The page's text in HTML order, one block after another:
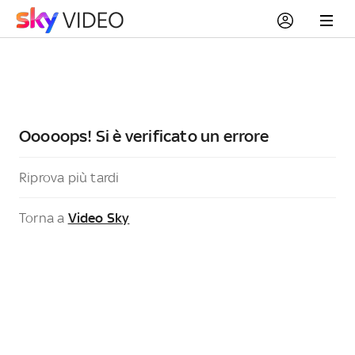
Ooooops! Si è verificato un errore
Riprova più tardi
Torna a Video Sky